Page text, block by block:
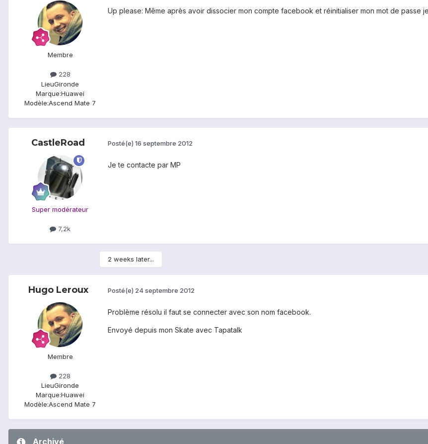
Membre
228
LieuGironde
Marque:Huawei
Modèle:Ascend Mate 7
Up please: Même après avoir dissocier mon compte facebook et réinitialiser mon mot de passe
CastleRoad
Super modérateur
7,2k
Posté(e) 16 septembre 2012
Je te contacte par MP
2 weeks later...
Hugo Leroux
Membre
228
LieuGironde
Marque:Huawei
Modèle:Ascend Mate 7
Posté(e) 24 septembre 2012
Problème résolu il faut se connecter avec son nom facebook.
Envoyé depuis mon Skate avec Tapatalk
Archivé